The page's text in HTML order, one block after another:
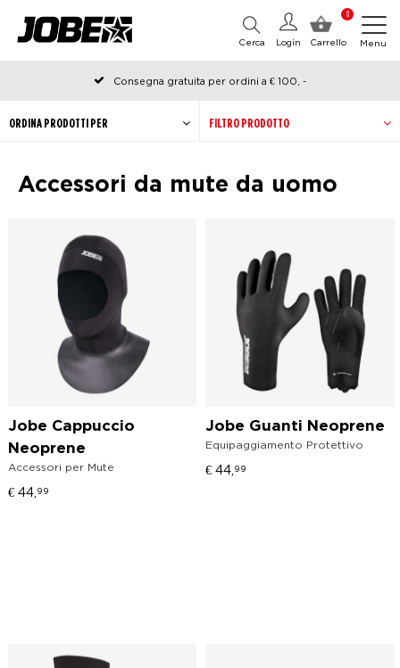
0
Carrello
Login
Cerca Menu
Consegna gratuita per ordini a € 100, -
Ordinato prima delle 12:00 nei giorni lavorativi, spedito lo stesso
giornoFILTRO PRODOTTO
Accessori da mute da uomo
ORDINA PRODOTTI PER
Jobe Cappuccio
Neoprene
Accessori per Mute
€ 44, 99
Jobe Guanti Neoprene
Equipaggiamento Protettivo
€ 44, 99